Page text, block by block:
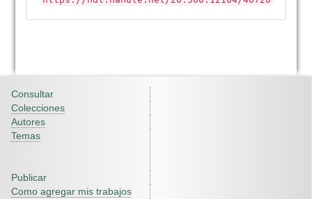
Consultar
Colecciones
Autores
Temas
Publicar
Como agregar mis trabajos